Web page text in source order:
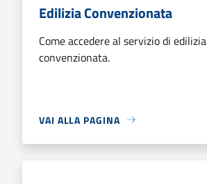
Edilizia Convenzionata
Come accedere al servizio di edilizia
convenzionata.
VAI ALLA PAGINA